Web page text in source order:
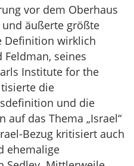
vor dem Oberhaus
und äußerte größte
Definition wirklich
seines
Institute for the
die
und die
das Thema „Israel“
Bezug kritisiert auch
ehemalige